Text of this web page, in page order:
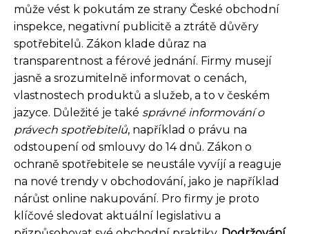
může vést k pokutám ze strany České obchodní
inspekce, negativní publicitě a ztrátě důvěry
spotřebitelů. Zákon klade důraz na
transparentnost a férové jednání. Firmy musejí
jasně a srozumitelně informovat o cenách,
vlastnostech produktů a služeb, a to v českém
jazyce. Důležité je také správné informování o
právech spotřebitelů, například o právu na
odstoupení od smlouvy do 14 dnů. Zákon o
ochraně spotřebitele se neustále vyvíjí a reaguje
na nové trendy v obchodování, jako je například
nárůst online nakupování. Pro firmy je proto
klíčové sledovat aktuální legislativu a